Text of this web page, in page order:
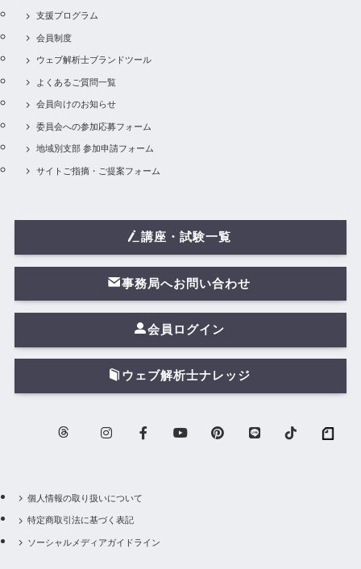
支援プログラム
会員制度
ウェブ解析士ブランドツール
よくあるご質問一覧
会員向けのお知らせ
委員会への参加応募フォーム
地域別支部 参加申請フォーム
サイトご指摘・ご提案フォーム
講座・試験一覧
事務局へお問い合わせ
会員ログイン
ウェブ解析士ナレッジ
個人情報の取り扱いについて
特定商取引法に基づく表記
ソーシャルメディアガイドライン